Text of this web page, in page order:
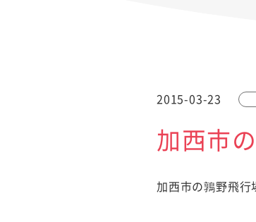
2015-03-23
加西市
加西市の鶉野飛行